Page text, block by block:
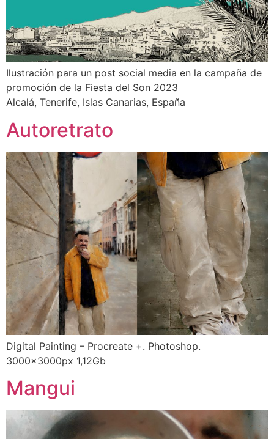
Ilustración para un post social media en la campaña de
promoción de la Fiesta del Son 2023
Alcalá, Tenerife, Islas Canarias, España
Autoretrato
Digital Painting – Procreate +. Photoshop.
3000x3000px 1,12Gb
Mangui